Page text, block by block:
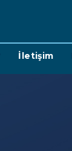
İletişim